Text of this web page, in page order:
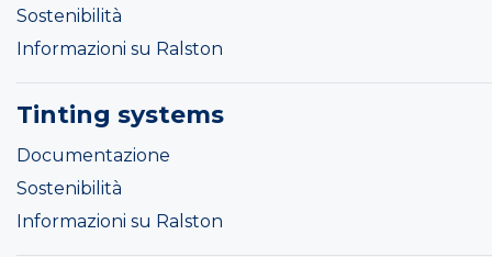
Sostenibilità
Informazioni su Ralston
Tinting systems
Documentazione
Sostenibilità
Informazioni su Ralston